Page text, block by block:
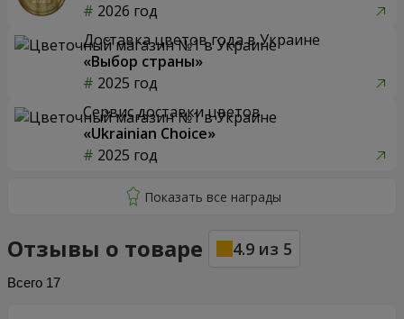
2026 год
Доставка цветов года в Украине
«Выбор страны»
2025 год
Сервис доставки цветов
«Ukrainian Choice»
2025 год
Отзывы о товаре 4.9 из 5
Всего 17